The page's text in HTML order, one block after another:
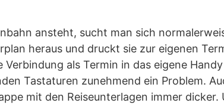
ansteht, sucht man sich
heraus und druckt sie zur eigenen
als Termin in das eigene
Tastaturen zunehmend ein Problem.
mit den Reiseunterlagen immer dicker.